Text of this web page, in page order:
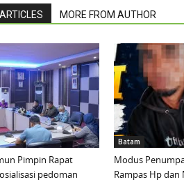
MORE FROM AUTHOR
Pimpin Rapat
pedoman
Batam
Modus
Rampas Hp